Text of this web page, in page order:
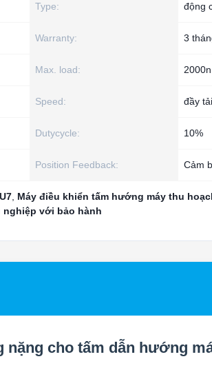
Type: động
Warranty: 3
Max. load: 2000n
Speed: đầy
Dutycycle: 10%
Position Feedback: Cảm
Máy điều khiển tấm hướng máy thu
với bảo hành
cho tấm dẫn hướng